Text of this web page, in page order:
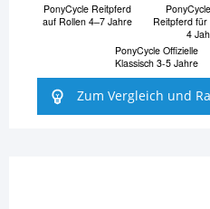
PonyCycle Reitpferd
auf Rollen 4–7 Jahre
Reitpferd
4
PonyCycle Offizielle
Klassisch 3-5 Jahre
Zum Vergleich und